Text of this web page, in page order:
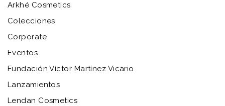
Arkhé Cosmetics
Colecciones
Corporate
Eventos
Fundación Víctor Martínez Vicario
Lanzamientos
Lendan Cosmetics